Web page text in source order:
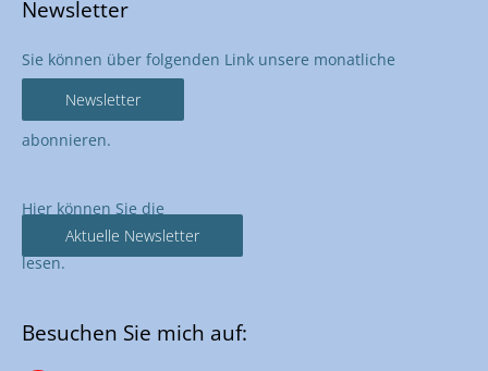
Newsletter
Sie können über folgenden Link unsere monatliche
Newsletter
abonnieren.
Hier können Sie die
Aktuelle Newsletter
lesen.
Besuchen Sie mich auf: